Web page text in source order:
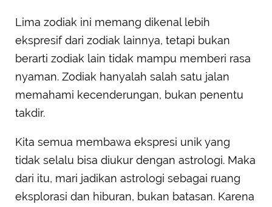
Lima zodiak ini memang dikenal lebih
ekspresif dari zodiak lainnya, tetapi bukan
berarti zodiak lain tidak mampu memberi rasa
nyaman. Zodiak hanyalah salah satu jalan
memahami kecenderungan, bukan penentu
takdir.
Kita semua membawa ekspresi unik yang
tidak selalu bisa diukur dengan astrologi. Maka
dari itu, mari jadikan astrologi sebagai ruang
eksplorasi dan hiburan, bukan batasan. Karena